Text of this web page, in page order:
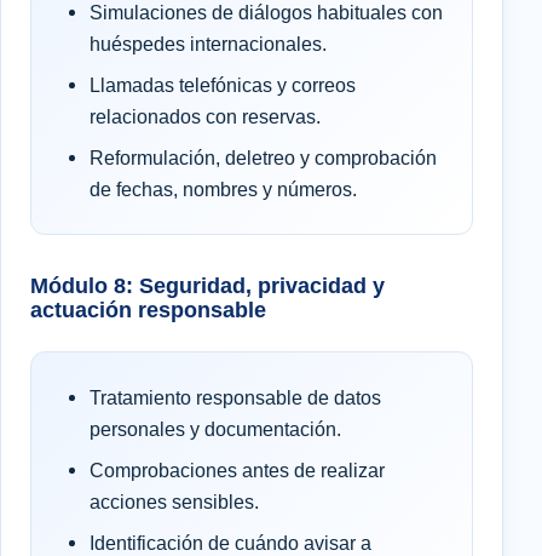
Simulaciones de diálogos habituales con
huéspedes internacionales.
Llamadas telefónicas y correos
relacionados con reservas.
Reformulación, deletreo y comprobación
de fechas, nombres y números.
Módulo 8: Seguridad, privacidad y
actuación responsable
Tratamiento responsable de datos
personales y documentación.
Comprobaciones antes de realizar
acciones sensibles.
Identificación de cuándo avisar a